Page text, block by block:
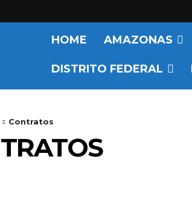
HOME AMAZONAS
DISTRITO FEDERAL
Contratos